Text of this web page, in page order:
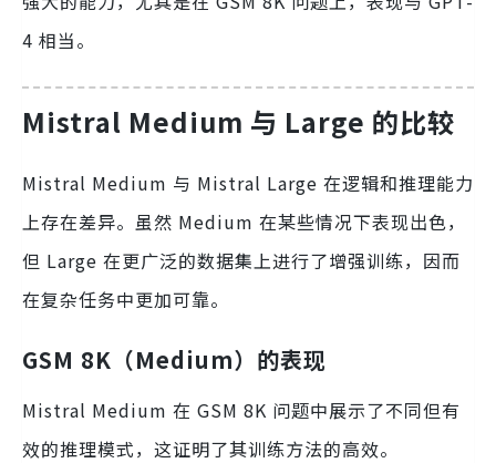
4 相当。
Mistral Medium 与 Large 的比较
Mistral Medium 与 Mistral Large 在逻辑和推理能力
上存在差异。虽然 Medium 在某些情况下表现出色，
但 Large 在更广泛的数据集上进行了增强训练，因而
在复杂任务中更加可靠。
GSM 8K（Medium）的表现
Mistral Medium 在 GSM 8K 问题中展示了不同但有
效的推理模式，这证明了其训练方法的高效。